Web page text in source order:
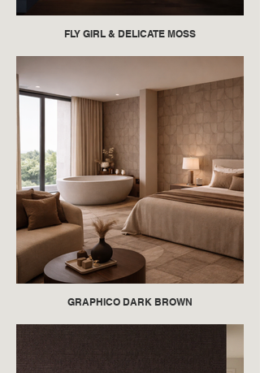
FLY GIRL & DELICATE MOSS
GRAPHICO DARK BROWN